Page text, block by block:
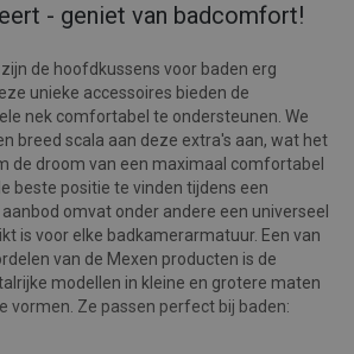
- geniet van badcomfort!
de hoofdkussens voor baden erg
unieke accessoires bieden de
nek comfortabel te ondersteunen. We
breed scala aan deze extra's aan, wat het
de droom van een maximaal comfortabel
beste positie te vinden tijdens een
omvat onder andere een universeel
is voor elke badkamerarmatuur. Een van
van de Mexen producten is de
modellen in kleine en grotere maten
vormen. Ze passen perfect bij baden: